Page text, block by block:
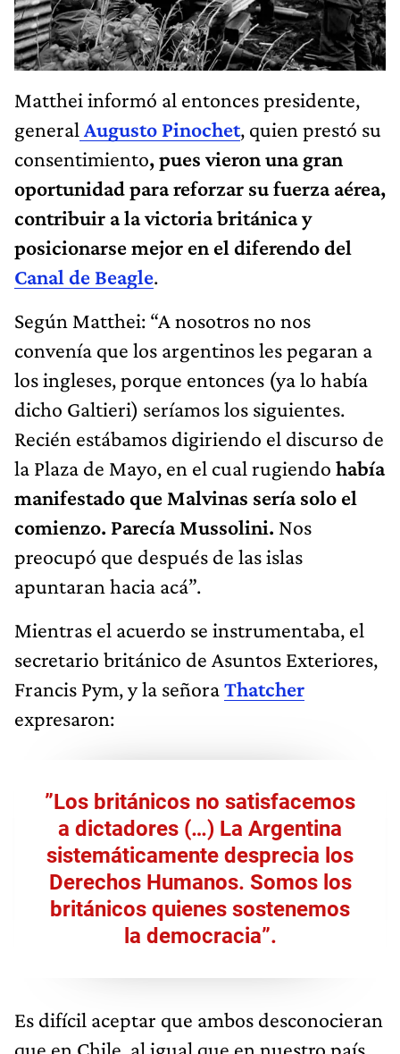
Matthei informó al entonces presidente,
general Augusto Pinochet, quien prestó su
consentimiento, pues vieron una gran
oportunidad para reforzar su fuerza aérea,
contribuir a la victoria británica y
posicionarse mejor en el diferendo del
Canal de Beagle.
Según Matthei: “A nosotros no nos
convenía que los argentinos les pegaran a
los ingleses, porque entonces (ya lo había
dicho Galtieri) seríamos los siguientes.
Recién estábamos digiriendo el discurso de
la Plaza de Mayo, en el cual rugiendo había
manifestado que Malvinas sería solo el
comienzo. Parecía Mussolini. Nos
preocupó que después de las islas
apuntaran hacia acá”.
Mientras el acuerdo se instrumentaba, el
secretario británico de Asuntos Exteriores,
Francis Pym, y la señoraThatcher
expresaron:
”Los británicos no satisfacemos
a dictadores (…) La Argentina
sistemáticamente desprecia los
Derechos Humanos. Somos los
británicos quienes sostenemos
la democracia”.
Es difícil aceptar que ambos desconocieran